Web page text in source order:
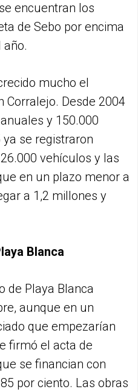
encuentran los
de Sebo por encima
año.
mucho el
Corralejo. Desde 2004
y 150.000
se registraron
vehículos y las
en un plazo menor a
a 1,2 millones y
Blanca
de Playa Blanca
aunque en un
que empezarían
firmó el acta de
se financian con
por ciento. Las obras